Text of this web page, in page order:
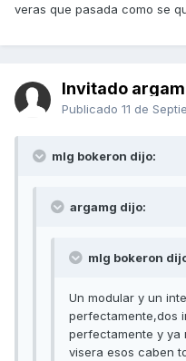
veras que pasada como se
Invitado
Publicado 11 de
mlg bokeron dijo:
argamg dijo:
mlg bokeron
Un modular y un
perfectamente,dos
perfectamente y ya
visera esos caben